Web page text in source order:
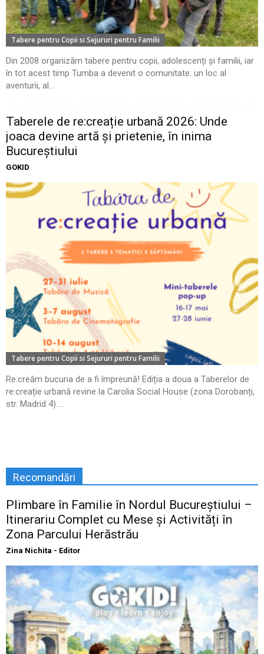
Tabere pentru Copii si Sejururi pentru Familii
Din 2008 organizăm tabere pentru copii, adolescenți și familii, iar
în tot acest timp Tumba a devenit o comunitate: un loc al
aventurii, al...
Taberele de re:creație urbană 2026: Unde
joaca devine artă și prietenie, în inima
Bucureștiului
GOKID
Tabere pentru Copii si Sejururi pentru Familii
Re:creăm bucuria de a fi împreună! Ediția a doua a Taberelor de
re:creație urbană revine la Carolia Social House (zona Dorobanți,
str. Madrid 4)....
Recomandări
Plimbare în Familie în Nordul Bucureștiului –
Itinerariu Complet cu Mese și Activități în
Zona Parcului Herăstrău
Zina Nichita - Editor